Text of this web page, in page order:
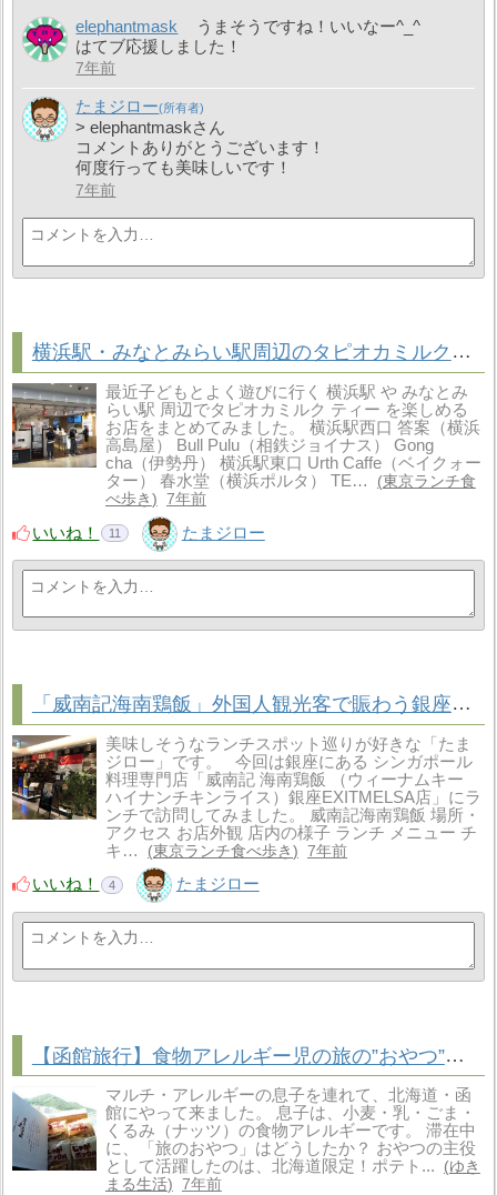
elephantmask
うまそうですね！いいなー^_^
はてブ応援しました！
7年前
たまジロー
> elephantmaskさん
コメントありがとうございます！
何度行っても美味しいです！
7年前
横浜駅・みなとみらい駅周辺のタピオカミルクティーまとめ
最近子どもとよく遊びに行く 横浜駅 や みなとみ
らい駅 周辺でタピオカミルク ティー を楽しめる
お店をまとめてみました。 横浜駅西口 答案（横浜
高島屋） Bull Pulu（相鉄ジョイナス） Gong
cha（伊勢丹） 横浜駅東口 Urth Caffe（ベイクォー
ター） 春水堂（横浜ポルタ） TE…
東京ランチ食
べ歩き
7年前
いいね！ 11 たまジロー
「威南記海南鶏飯」外国人観光客で賑わう銀座のシンガポールチキンライス
美味しそうなランチスポット巡りが好きな「たま
ジロー」です。 今回は銀座にある シンガポール
料理専門店「威南記 海南鶏飯 （ウィーナムキー
ハイナンチキンライス）銀座EXITMELSA店」にラ
ンチで訪問してみました。 威南記海南鶏飯 場所・
アクセス お店外観 店内の様子 ランチ メニュー チ
キ…
東京ランチ食べ歩き 7年前
いいね！ 4 たまジロー
【函館旅行】食物アレルギー児の旅の”おやつ”は北海道限定ポテトスナック菓子！小分けで便利でアレルゲンフリー！
マルチ・アレルギーの息子を連れて、北海道・函
館にやって来ました。 息子は、小麦・乳・ごま・
くるみ（ナッツ）の食物アレルギーです。 滞在中
に、「旅のおやつ」はどうしたか？ おやつの主役
として活躍したのは、北海道限定！ポテト...
ゆき
まる生活
7年前